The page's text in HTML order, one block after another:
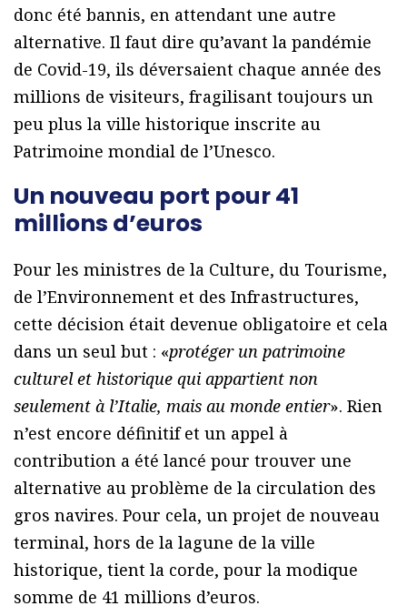
donc été bannis, en attendant une autre
alternative. Il faut dire qu’avant la pandémie
de Covid-19, ils déversaient chaque année des
millions de visiteurs, fragilisant toujours un
peu plus la ville historique inscrite au
Patrimoine mondial de l’Unesco.
Un nouveau port pour 41
millions d’euros
Pour les ministres de la Culture, du Tourisme,
de l’Environnement et des Infrastructures,
cette décision était devenue obligatoire et cela
dans un seul but : «protéger un patrimoine
culturel et historique qui appartient non
seulement à l’Italie, mais au monde entier». Rien
n’est encore définitif et un appel à
contribution a été lancé pour trouver une
alternative au problème de la circulation des
gros navires. Pour cela, un projet de nouveau
terminal, hors de la lagune de la ville
historique, tient la corde, pour la modique
somme de 41 millions d’euros.